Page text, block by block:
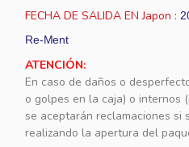
FECHA DE SALIDA EN Japon :
Re-Ment
ATENCIÓN:
En caso de daños o
o golpes en la caja) o internos
se aceptarán reclamaciones si
realizando la apertura del